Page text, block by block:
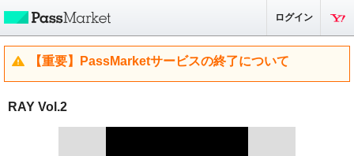
ログイン
【重要】PassMarketサービスの終了について
RAY Vol.2